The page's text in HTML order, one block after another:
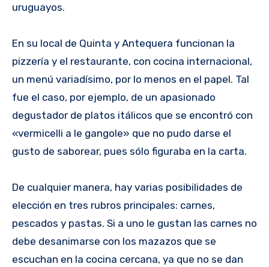
uruguayos.
En su local de Quinta y Antequera funcionan la
pizzería y el restaurante, con cocina internacional,
un menú variadísimo, por lo menos en el papel. Tal
fue el caso, por ejemplo, de un apasionado
degustador de platos itálicos que se encontró con
«vermicelli a le gangole» que no pudo darse el
gusto de saborear, pues sólo figuraba en la carta.
De cualquier manera, hay varias posibilidades de
elección en tres rubros principales: carnes,
pescados y pastas. Si a uno le gustan las carnes no
debe desanimarse con los mazazos que se
escuchan en la cocina cercana, ya que no se dan